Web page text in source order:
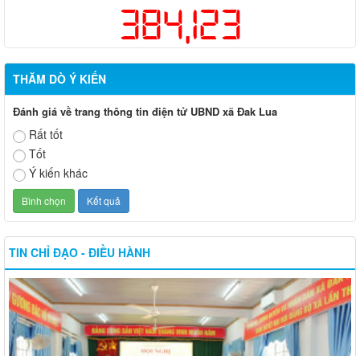
384,123
THĂM DÒ Ý KIẾN
Đánh giá về trang thông tin điện tử UBND xã Đak Lua
Rất tốt
Tốt
Ý kiến khác
TIN CHỈ ĐẠO - ĐIỀU HÀNH